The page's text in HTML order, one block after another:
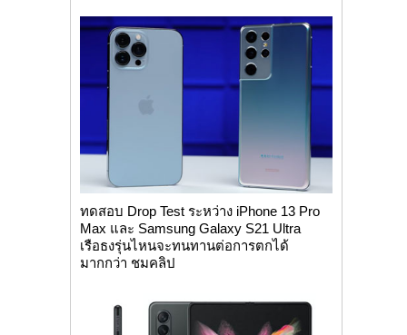
ทดสอบ Drop Test ระหว่าง iPhone 13 Pro
Max และ Samsung Galaxy S21 Ultra
เรือธงรุ่นไหนจะทนทานต่อการตกได้
มากกว่า ชมคลิป